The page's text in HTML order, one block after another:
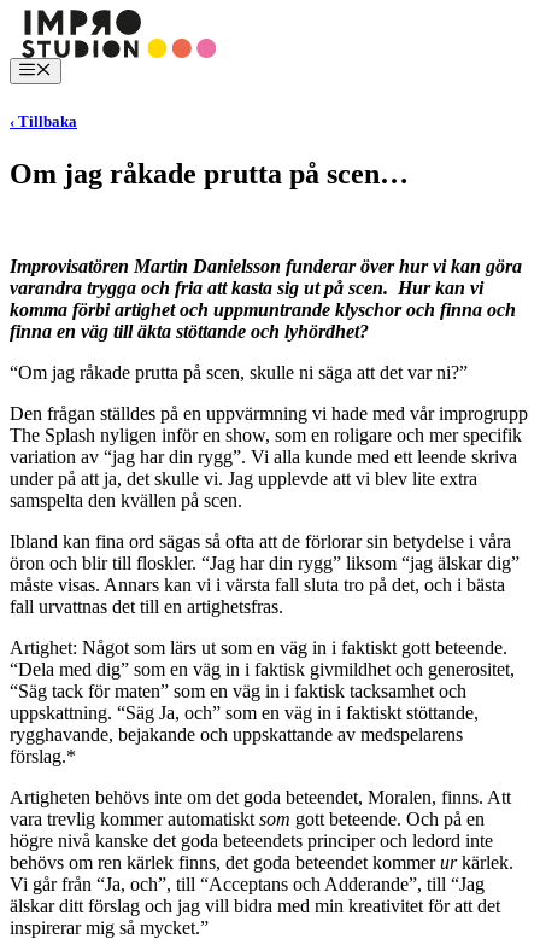
Hoppa
till
innehåll
Meny
‹ Tillbaka
Om jag råkade prutta på scen…
Improvisatören Martin Danielsson funderar över hur vi kan göra
varandra trygga och fria att kasta sig ut på scen. Hur kan vi
komma förbi artighet och uppmuntrande klyschor och finna och
finna en väg till äkta stöttande och lyhördhet?
“Om jag råkade prutta på scen, skulle ni säga att det var ni?”
Den frågan ställdes på en uppvärmning vi hade med vår improgrupp
The Splash nyligen inför en show, som en roligare och mer specifik
variation av “jag har din rygg”. Vi alla kunde med ett leende skriva
under på att ja, det skulle vi. Jag upplevde att vi blev lite extra
samspelta den kvällen på scen.
Ibland kan fina ord sägas så ofta att de förlorar sin betydelse i våra
öron och blir till floskler. “Jag har din rygg” liksom “jag älskar dig”
måste visas. Annars kan vi i värsta fall sluta tro på det, och i bästa
fall urvattnas det till en artighetsfras.
Artighet: Något som lärs ut som en väg in i faktiskt gott beteende.
“Dela med dig” som en väg in i faktisk givmildhet och generositet,
“Säg tack för maten” som en väg in i faktisk tacksamhet och
uppskattning. “Säg Ja, och” som en väg in i faktiskt stöttande,
rygghavande, bejakande och uppskattande av medspelarens
förslag.*
Artigheten behövs inte om det goda beteendet, Moralen, finns. Att
vara trevlig kommer automatiskt som gott beteende. Och på en
högre nivå kanske det goda beteendets principer och ledord inte
behövs om ren kärlek finns, det goda beteendet kommerurkärlek.
Vi går från “Ja, och”, till “Acceptans och Adderande”, till “Jag
älskar ditt förslag och jag vill bidra med min kreativitet för att det
inspirerar mig så mycket.”